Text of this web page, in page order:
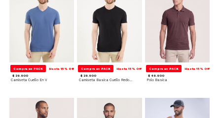
Compra en PACK Hasta 15% Off
$ 29.900
Camiseta Cuello En V
Compra en PACK Hasta 15% Off
$ 29.900
Camiseta Basica Cuello Redondo
Compra en PACK Hasta 15% Off
$ 49.900
Polo Basica